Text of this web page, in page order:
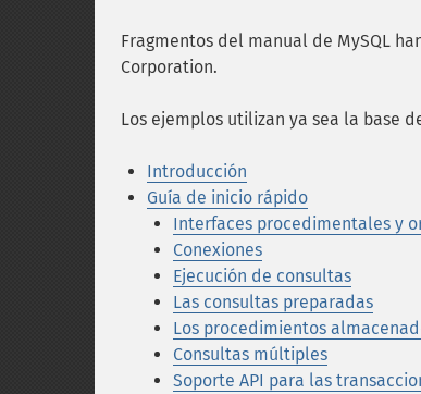
Fragmentos del manual de MySQL
Corporation.
Los ejemplos utilizan ya sea la base
Introducción
Guía de inicio rápido
Interfaces procedimentales y
Conexiones
Ejecución de consultas
Las consultas preparadas
Los procedimientos
Consultas múltiples
Soporte API para las